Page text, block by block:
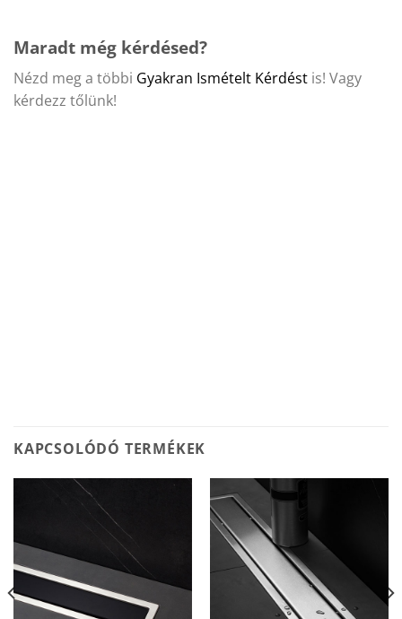
Maradt még kérdésed?
Nézd meg a többi Gyakran Ismételt Kérdést is! Vagy
kérdezz tőlünk!
KAPCSOLÓDÓ TERMÉKEK